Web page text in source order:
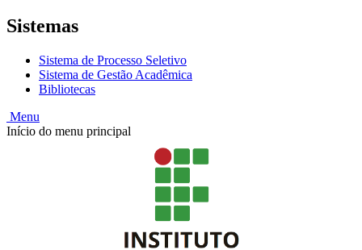
Sistemas
Sistema de Processo Seletivo
Sistema de Gestão Acadêmica
Bibliotecas
Menu
Início do menu principal